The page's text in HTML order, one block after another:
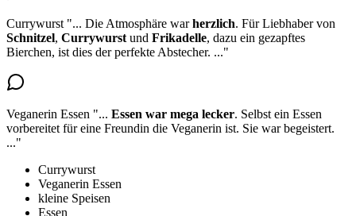
Currywurst "... Die Atmosphäre warherzlich. Für Liebhaber von
Schnitzel, Currywurst und Frikadelle, dazu ein gezapftes
Bierchen, ist dies der perfekte Abstecher. ..."
Veganerin Essen "... Essen war mega lecker. Selbst ein Essen
vorbereitet für eine Freundin die Veganerin ist. Sie war begeistert.
..."
Currywurst
Veganerin Essen
kleine Speisen
Essen